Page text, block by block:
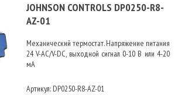
JOHNSON CONTROLS DP0250-R8-
AZ-01
Механический термостат. Напряжение питания
24 V-AC/V-DC, выходной сигнал 0-10 В или 4-20
мА
Артикул: DP0250-R8-AZ-01